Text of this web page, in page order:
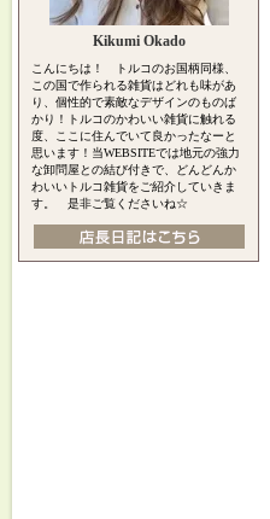
Kikumi Okado
こんにちは！ トルコのお国柄同様、
この国で作られる雑貨はどれも味があ
り、個性的で素敵なデザインのものば
かり！トルコのかわいい雑貨に触れる
度、ここに住んでいて良かったなーと
思います！当WEBSITEでは地元の強力
な卸問屋との結び付きで、どんどんか
わいいトルコ雑貨をご紹介していきま
す。 是非ご覧くださいね☆